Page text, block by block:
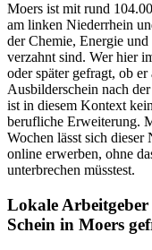
Moers ist mit rund
am linken Niederrhein
der Chemie, Energie
verzahnt sind. Wer hier
oder später gefragt, ob
Ausbilderschein nach
ist in diesem Kontext
berufliche Erweiterung.
Wochen lässt sich
online erwerben, ohne
unterbrechen müsstest.
Lokale
Schein in Moers